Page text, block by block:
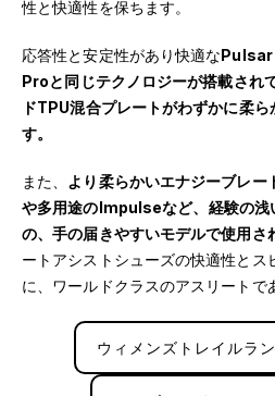
性と快適性を保ちます。
応答性と安定性があり快適なPulsar
Proと同じテクノロジーが搭載され
ドTPU混合プレートがわずかに柔
す。
また、 より柔らかいエナジーブレ
や多用途のImpulseなど、経験の浅
の、手の届きやすいモデルで使用さ
ートアシストシューズの快適性とス
に、ワールドクラスのアスリートで
ウィメンズトレイルラ